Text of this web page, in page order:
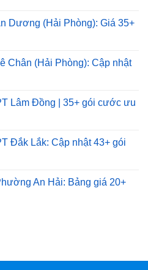
Dương (Hải Phòng): Giá 35+
Chân (Hải Phòng): Cập nhật
Lâm Đồng | 35+ gói cước ưu
Đắk Lắk: Cập nhật 43+ gói
An Hải: Bảng giá 20+